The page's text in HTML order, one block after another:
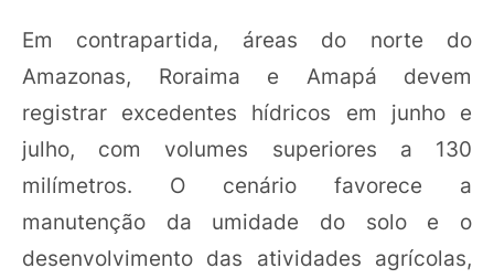
Em contrapartida, áreas do norte do
Amazonas, Roraima e Amapá devem
registrar excedentes hídricos em junho e
julho, com volumes superiores a 130
milímetros. O cenário favorece a
manutenção da umidade do solo e o
desenvolvimento das atividades agrícolas,